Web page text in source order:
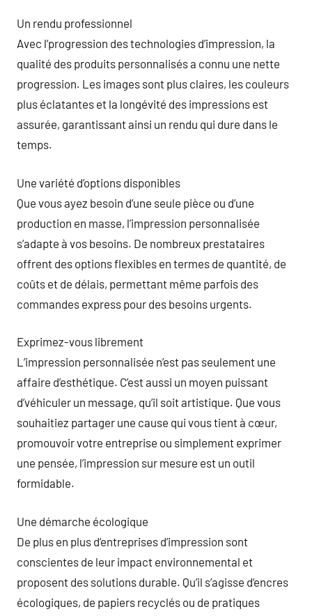
Un rendu professionnel
Avec l’progression des technologies d’impression, la
qualité des produits personnalisés a connu une nette
progression. Les images sont plus claires, les couleurs
plus éclatantes et la longévité des impressions est
assurée, garantissant ainsi un rendu qui dure dans le
temps.
Une variété d’options disponibles
Que vous ayez besoin d’une seule pièce ou d’une
production en masse, l’impression personnalisée
s’adapte à vos besoins. De nombreux prestataires
offrent des options flexibles en termes de quantité, de
coûts et de délais, permettant même parfois des
commandes express pour des besoins urgents.
Exprimez-vous librement
L’impression personnalisée n’est pas seulement une
affaire d’esthétique. C’est aussi un moyen puissant
d’véhiculer un message, qu’il soit artistique. Que vous
souhaitiez partager une cause qui vous tient à cœur,
promouvoir votre entreprise ou simplement exprimer
une pensée, l’impression sur mesure est un outil
formidable.
Une démarche écologique
De plus en plus d’entreprises d’impression sont
conscientes de leur impact environnemental et
proposent des solutions durable. Qu’il s’agisse d’encres
écologiques, de papiers recyclés ou de pratiques